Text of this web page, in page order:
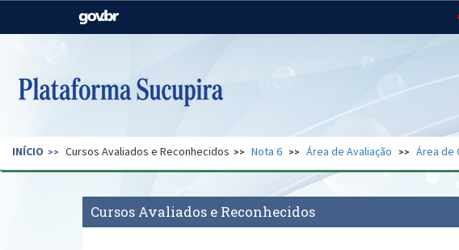
Casa Civil
Pecuária e Abastecimento
Ministério do
Regional
Secretaria de Governo Gabinete de Segurança Advocacia-
INÍCIO Cursos Avaliados e Reconhecidos Nota 6 Área de Avaliação Área de
Cursos Avaliados e Reconhecidos